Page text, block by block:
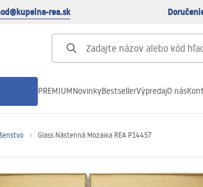
rea.sk
PREMIUMNovinkyBestsellerVýpredajO nás
Glass Nástenná Mozaika REA P14457